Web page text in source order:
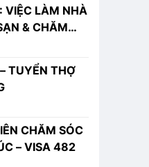
VIỆC LÀM NHÀ
& CHĂM
TUYỂN THỢ
CHĂM SÓC
– VISA 482